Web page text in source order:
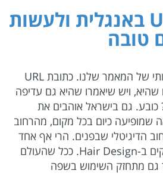
באנגלית ולעשות
טובה
זה המסר העיקרי והמהותי של המאמר שלנו. כתובת URL
שהיא, ויש שיאמרו שהיא גם עדיפה
כובע. גם בישראל אוהבים את
כיום בכל מקום, מהרחוב
הדיגיטלי שבפנים. הרי אף אחד
כבר לא ספר, כולם עוסקים ב-Hair Design. ככל שהעולם
גם מתחזק השימוש בשפה